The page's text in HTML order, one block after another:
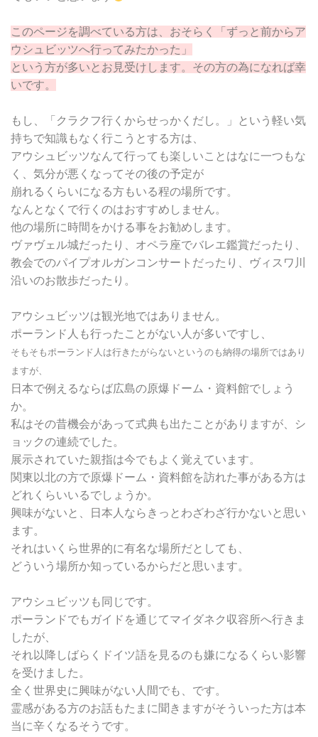
このページを調べている方は、おそらく「ずっと前からア
ウシュビッツへ行ってみたかった」
という方が多いとお見受けします。その方の為になれば幸
いです。
もし、「クラクフ行くからせっかくだし。」という軽い気
持ちで知識もなく行こうとする方は、
アウシュビッツなんて行っても楽しいことはなに一つもな
く、気分が悪くなってその後の予定が
崩れるくらいになる方もいる程の場所です。
なんとなくで行くのはおすすめしません。
他の場所に時間をかける事をお勧めします。
ヴァヴェル城だったり、オペラ座でバレエ鑑賞だったり、
教会でのパイプオルガンコンサートだったり、ヴィスワ川
沿いのお散歩だったり。
アウシュビッツは観光地ではありません。
ポーランド人も行ったことがない人が多いですし、
そもそもポーランド人は行きたがらないというのも納得の場所ではあり
ますが、
日本で例えるならば広島の原爆ドーム・資料館でしょう
か。
私はその昔機会があって式典も出たことがありますが、シ
ョックの連続でした。
展示されていた親指は今でもよく覚えています。
関東以北の方で原爆ドーム・資料館を訪れた事がある方は
どれくらいいるでしょうか。
興味がないと、日本人ならきっとわざわざ行かないと思い
ます。
それはいくら世界的に有名な場所だとしても、
どういう場所か知っているからだと思います。
アウシュビッツも同じです。
ポーランドでもガイドを通じてマイダネク収容所へ行きま
したが、
それ以降しばらくドイツ語を見るのも嫌になるくらい影響
を受けました。
全く世界史に興味がない人間でも、です。
霊感がある方のお話もたまに聞きますがそういった方は本
当に辛くなるそうです。